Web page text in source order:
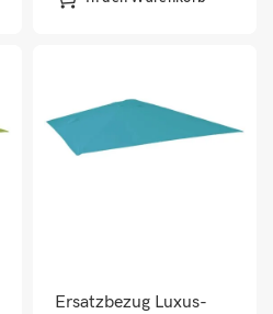
Ersatzbezug Luxus-